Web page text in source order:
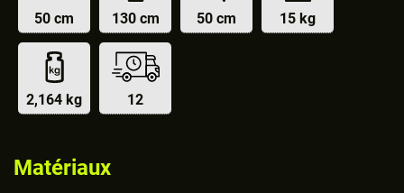
50 cm 130 cm 50 cm 15 kg
2,164 kg
12
Matériaux